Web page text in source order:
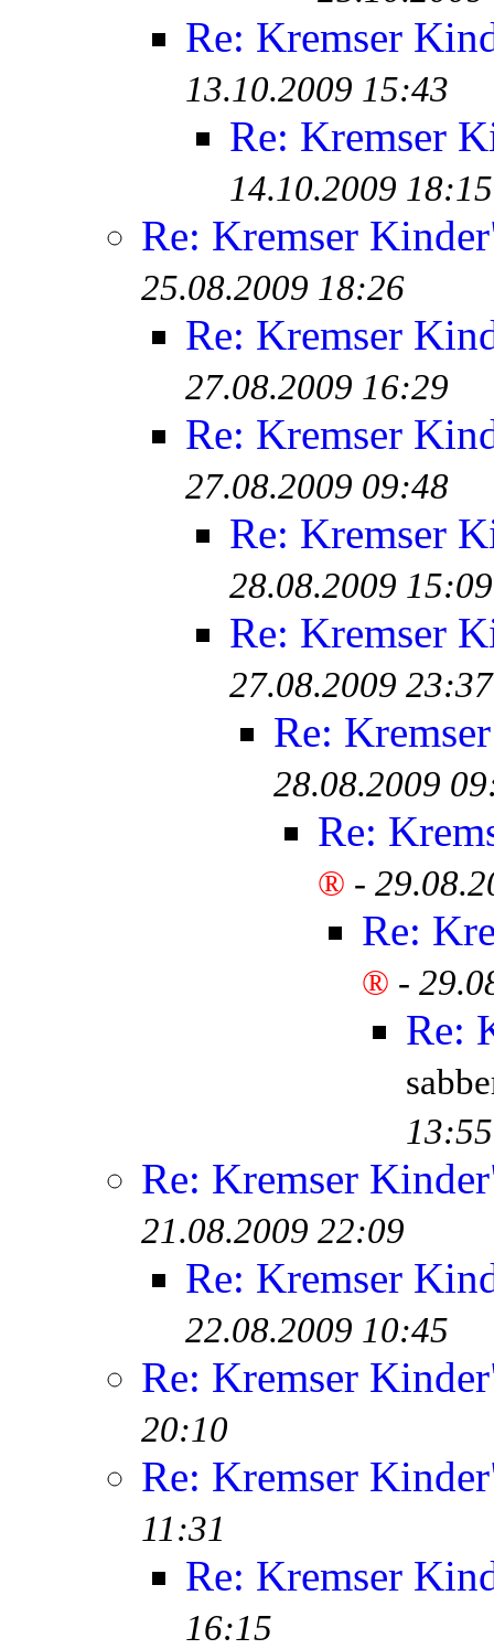
Re: Kremser
13.10.2009 15:43
Re: Kremser
14.10.2009 18:15
Re: Kremser
25.08.2009 18:26
Re: Kremser
27.08.2009 16:29
Re: Kremser
27.08.2009 09:48
Re: Kremser
28.08.2009 15:09
Re: Kremser
27.08.2009 23:37
Re:
28.08.2009
Re:
® -
Re:
® -
Re:
13:55
Re: Kremser
21.08.2009 22:09
Re: Kremser
22.08.2009 10:45
Re: Kremser
20:10
Re: Kremser
11:31
Re: Kremser
16:15